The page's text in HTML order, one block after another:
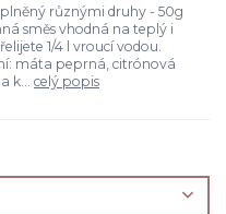
různými druhy - 50g
směs vhodná na teplý i
1/4 l vroucí vodou.
máta peprná, citrónová
k... celý popis